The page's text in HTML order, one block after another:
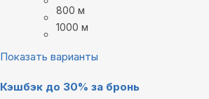
800 м
1000 м
Показать варианты
Кэшбэк до 30% за бронь